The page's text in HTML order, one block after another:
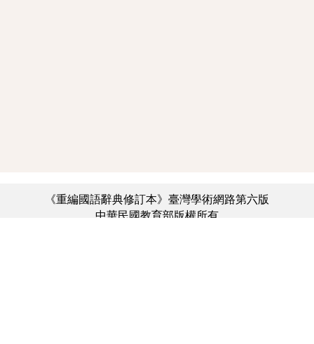
《重編國語辭典修訂本》臺灣學術網路第六版
中華民國教育部版權所有